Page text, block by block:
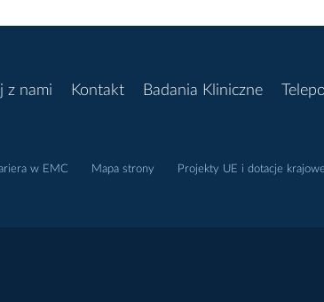
z nami Kontakt Badania Kliniczne
w EMC Mapa strony Projekty UE i dotacje krajowe